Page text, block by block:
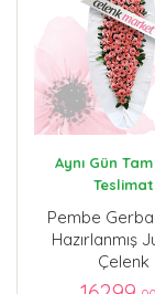
Aynı Gün
Teslimat
Pembe
Hazırlanmış
Çelenk